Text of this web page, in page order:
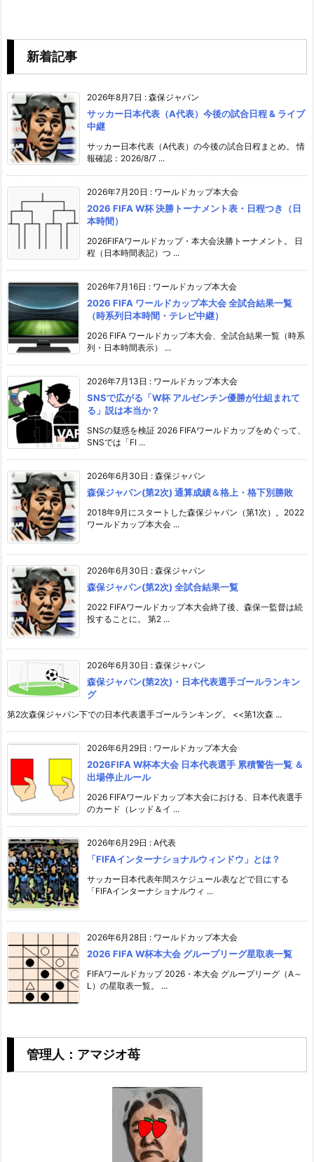
新着記事
2026年8月7日 : 森保ジャパン
サッカー日本代表（A代表）今後の試合日程 & ライブ
中継
サッカー日本代表（A代表）の今後の試合日程まとめ。 情
報確認：2026/8/7 ...
2026年7月20日 : ワールドカップ本大会
2026 FIFA W杯 決勝トーナメント表・日程つき（日
本時間）
2026FIFAワールドカップ・本大会決勝トーナメント。 日
程（日本時間表記）つ ...
2026年7月16日 : ワールドカップ本大会
2026 FIFA ワールドカップ本大会 全試合結果一覧
（時系列日本時間・テレビ中継）
2026 FIFA ワールドカップ本大会、全試合結果一覧（時系
列・日本時間表示） ...
2026年7月13日 : ワールドカップ本大会
SNSで広がる「W杯 アルゼンチン優勝が仕組まれて
る」説は本当か？
SNSの疑惑を検証 2026 FIFAワールドカップをめぐって、
SNSでは「FI ...
2026年6月30日 : 森保ジャパン
森保ジャパン(第2次) 通算成績＆格上・格下別勝敗
2018年9月にスタートした森保ジャパン（第1次）。2022
ワールドカップ本大会 ...
2026年6月30日 : 森保ジャパン
森保ジャパン(第2次) 全試合結果一覧
2022 FIFAワールドカップ本大会終了後、森保一監督は続
投することに。 第2 ...
2026年6月30日 : 森保ジャパン
森保ジャパン(第2次)・日本代表選手ゴールランキン
グ
第2次森保ジャパン下での日本代表選手ゴールランキング。 <<第1次森 ...
2026年6月29日 : ワールドカップ本大会
2026FIFA W杯本大会 日本代表選手 累積警告一覧 ＆
出場停止ルール
2026 FIFAワールドカップ本大会における、日本代表選手
のカード（レッド＆イ ...
2026年6月29日 : A代表
「FIFAインターナショナルウィンドウ」とは？
サッカー日本代表年間スケジュール表などで目にする
「FIFAインターナショナルウィ ...
2026年6月28日 : ワールドカップ本大会
2026 FIFA W杯本大会 グループリーグ星取表一覧
FIFAワールドカップ 2026・本大会 グループリーグ（A～
L）の星取表一覧。 ...
管理人：アマジオ苺